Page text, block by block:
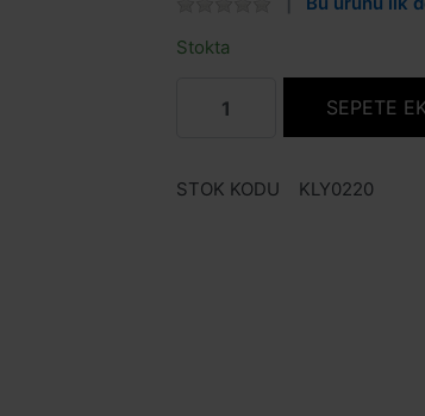
Stokta
SEPETE
STOK KODU KLY0220